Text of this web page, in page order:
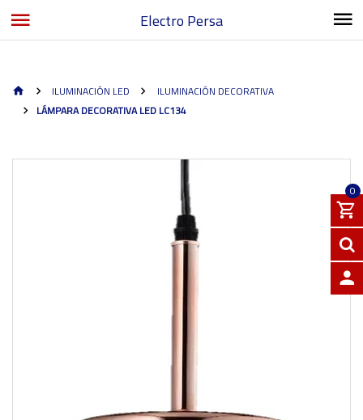
Electro Persa
0
ILUMINACIÓN LED
ILUMINACIÓN DECORATIVA
LÁMPARA DECORATIVA LED LC134